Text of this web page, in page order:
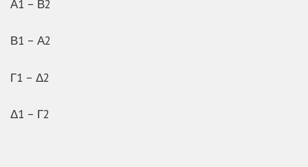
Α1 – Β2
Β1 – Α2
Γ1 – Δ2
Δ1 – Γ2